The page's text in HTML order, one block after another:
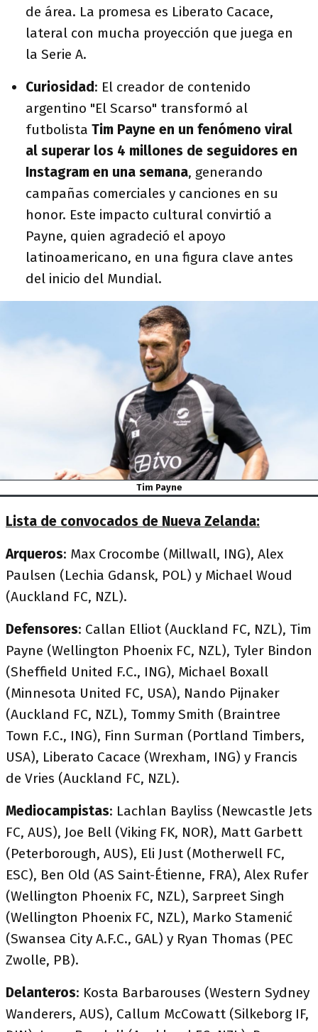
de área. La promesa es Liberato Cacace,
lateral con mucha proyección que juega en
la Serie A.
Curiosidad: El creador de contenido
argentino "El Scarso" transformó al
futbolista Tim Payne en un fenómeno viral
al superar los 4 millones de seguidores en
Instagram en una semana, generando
campañas comerciales y canciones en su
honor. Este impacto cultural convirtió a
Payne, quien agradeció el apoyo
latinoamericano, en una figura clave antes
del inicio del Mundial.
Tim Payne
Lista de convocados de Nueva Zelanda:
Arqueros: Max Crocombe (Millwall, ING), Alex
Paulsen (Lechia Gdansk, POL) y Michael Woud
(Auckland FC, NZL).
Defensores: Callan Elliot (Auckland FC, NZL), Tim
Payne (Wellington Phoenix FC, NZL), Tyler Bindon
(Sheffield United F.C., ING), Michael Boxall
(Minnesota United FC, USA), Nando Pijnaker
(Auckland FC, NZL), Tommy Smith (Braintree
Town F.C., ING), Finn Surman (Portland Timbers,
USA), Liberato Cacace (Wrexham, ING) y Francis
de Vries (Auckland FC, NZL).
Mediocampistas: Lachlan Bayliss (Newcastle Jets
FC, AUS), Joe Bell (Viking FK, NOR), Matt Garbett
(Peterborough, AUS), Eli Just (Motherwell FC,
ESC), Ben Old (AS Saint-Étienne, FRA), Alex Rufer
(Wellington Phoenix FC, NZL), Sarpreet Singh
(Wellington Phoenix FC, NZL), Marko Stamenić
(Swansea City A.F.C., GAL) y Ryan Thomas (PEC
Zwolle, PB).
Delanteros: Kosta Barbarouses (Western Sydney
Wanderers, AUS), Callum McCowatt (Silkeborg IF,